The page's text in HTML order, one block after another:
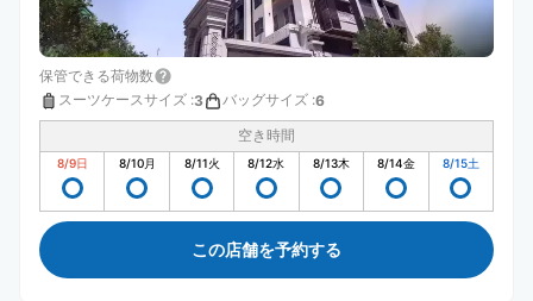
保管できる荷物数
スーツケースサイズ :3 バッグサイズ :6
空き時間
8/9日 8/10月 8/11火 8/12水 8/13木 8/14金 8/15土
この店舗を予約する